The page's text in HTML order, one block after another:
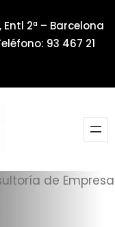
2ª – Barcelona
93 467 21